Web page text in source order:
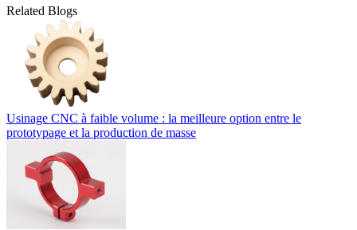
Related Blogs
Usinage CNC à faible volume : la meilleure option entre le
prototypage et la production de masse